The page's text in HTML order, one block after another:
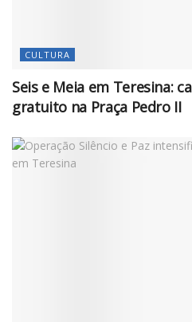
CULTURA
Seis e Meia em Teresina:
gratuito na Praça Pedro II